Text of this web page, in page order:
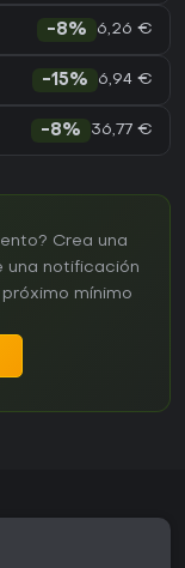
-8% 6,26 €
-15% 6,94 €
-8% 36,77 €
Crea una
una notificación
mínimo